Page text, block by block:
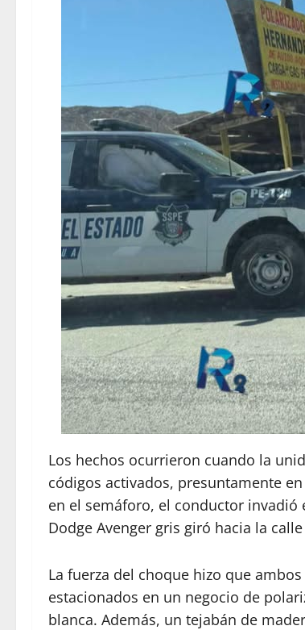
Los hechos ocurrieron cuando la
códigos activados, presuntamente
en el semáforo, el conductor
Dodge Avenger gris giró hacia la
La fuerza del choque hizo que
estacionados en un negocio de
blanca. Además, un tejabán de